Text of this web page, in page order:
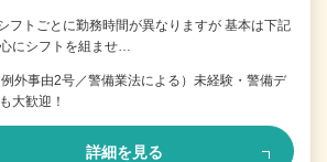
フトごとに勤務時間が異なりますが 基本は下記
にシフトを組ませ…
外事由2号／警備業法による）未経験・警備デ
大歓迎！
詳細を見る